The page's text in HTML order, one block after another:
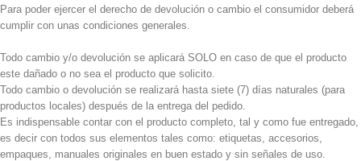
Para poder ejercer el derecho de devolución o cambio el consumidor deberá
cumplir con unas condiciones generales.
Todo cambio y/o devolución se aplicará SOLO en caso de que el producto
este dañado o no sea el producto que solicito.
Todo cambio o devolución se realizará hasta siete (7) días naturales (para
productos locales) después de la entrega del pedido.
Es indispensable contar con el producto completo, tal y como fue entregado,
es decir con todos sus elementos tales como: etiquetas, accesorios,
empaques, manuales originales en buen estado y sin señales de uso.